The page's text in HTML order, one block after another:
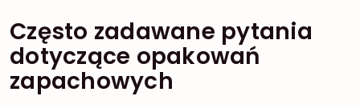
Często zadawane pytania
dotyczące opakowań
zapachowych